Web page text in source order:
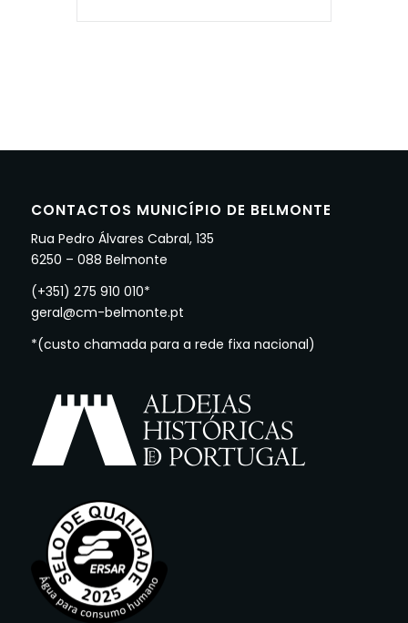
CONTACTOS MUNICÍPIO DE BELMONTE
Rua Pedro Álvares Cabral, 135
6250 – 088 Belmonte
(+351) 275 910 010*
geral@cm-belmonte.pt
*(custo chamada para a rede fixa nacional)